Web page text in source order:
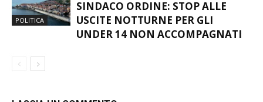
LASCIA UN COMMENTO